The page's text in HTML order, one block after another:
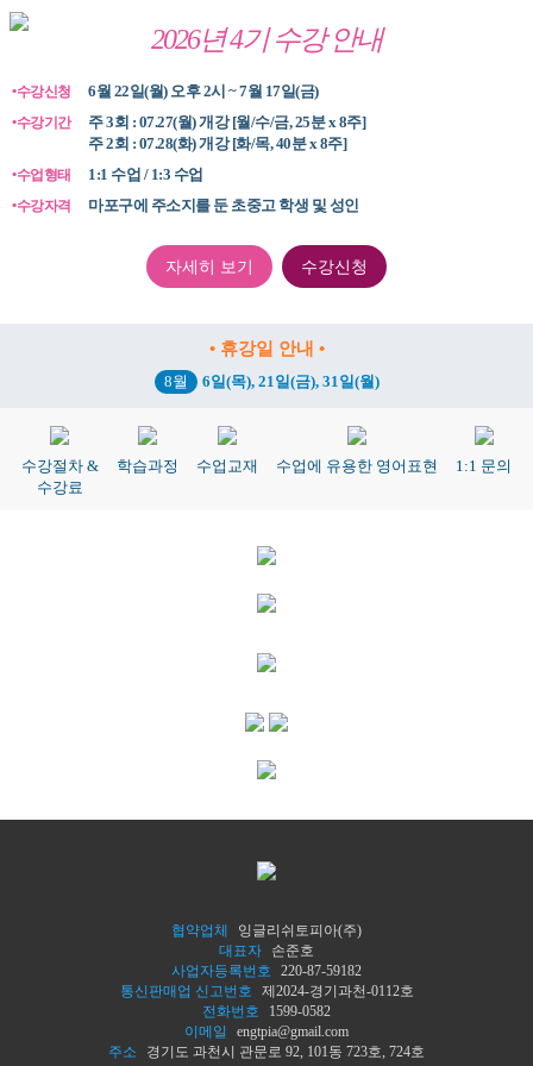
2026년 4기 수강 안내
•수강신청 6월 22일(월) 오후 2시 ~ 7월 17일(금)
•수강기간
주 3회 : 07.27(월) 개강 [월/수/금, 25분 x 8주]
주 2회 : 07.28(화) 개강 [화/목, 40분 x 8주]
•수업형태 1:1 수업 / 1:3 수업
•수강자격 마포구에 주소지를 둔 초중고 학생 및 성인
자세히 보기 수강신청
• 휴강일 안내 •
8월 6일(목), 21일(금), 31일(월)
수강절차 &
수강료
학습과정 수업교재 수업에 유용한 영어표현 1:1 문의
협약업체
잉글리쉬토피아(주)
대표자
손준호
사업자등록번호
220-87-59182
통신판매업 신고번호
제2024-경기과천-0112호
전화번호
1599-0582
이메일
engtpia@gmail.com
주소
경기도 과천시 관문로 92, 101동 723호, 724호